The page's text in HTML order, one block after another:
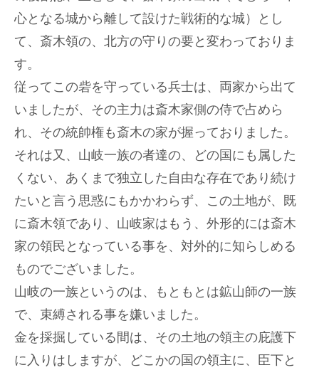
心となる城から離して設けた戦術的な城）とし
て、斎木領の、北方の守りの要と変わっておりま
す。
従ってこの砦を守っている兵士は、両家から出て
いましたが、その主力は斎木家側の侍で占めら
れ、その統帥権も斎木の家が握っておりました。
それは又、山岐一族の者達の、どの国にも属した
くない、あくまで独立した自由な存在であり続け
たいと言う思惑にもかかわらず、この土地が、既
に斎木領であり、山岐家はもう、外形的には斎木
家の領民となっている事を、対外的に知らしめる
ものでございました。
山岐の一族というのは、もともとは鉱山師の一族
で、束縛される事を嫌いました。
金を採掘している間は、その土地の領主の庇護下
に入りはしますが、どこかの国の領主に、臣下と